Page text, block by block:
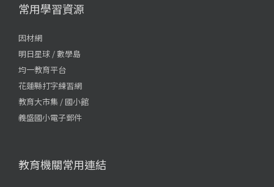
常用學習資源
因材網
明日星球 / 數學島
均一教育平台
花蓮縣打字練習網
教育大市集 / 國小館
義盛國小電子郵件
教育機關常用連結